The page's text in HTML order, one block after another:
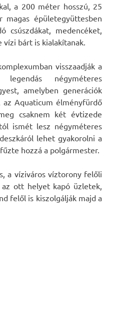
a 200 méter hosszú, 25
épületegyüttesben
csúszdákat, medencéket,
bárt is kialakítanak.
visszaadják a
legendás négyméteres
amelyben generációk
Aquaticum élményfürdő
csaknem két évtizede
ismét lesz négyméteres
lehet gyakorolni a
hozzá a polgármester.
a víziváros víztorony felőli
ott helyet kapó üzletek,
felől is kiszolgálják majd a